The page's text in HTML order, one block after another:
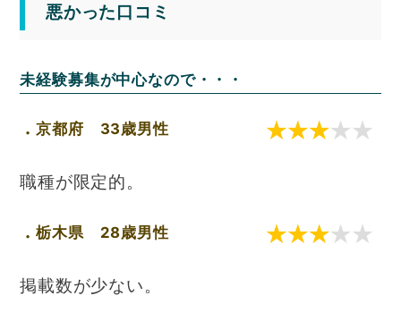
悪かった口コミ
未経験募集が中心なので・・・
京都府 33歳男性
職種が限定的。
栃木県 28歳男性
掲載数が少ない。